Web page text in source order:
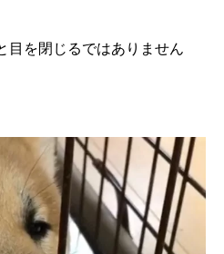
目を閉じるではありません